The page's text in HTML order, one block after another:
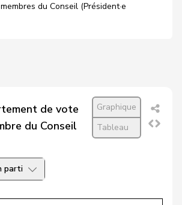
du Conseil (Président·e
de vote
du Conseil
Graphique
Tableau
parti